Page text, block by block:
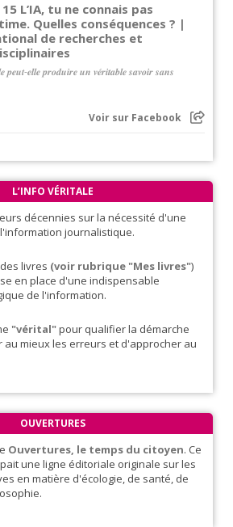
L’IA, tu ne connais pas
Quelles conséquences ? |
de recherches et
𝒑𝒆𝒖𝒕-𝒆𝒍𝒍𝒆 𝒑𝒓𝒐𝒅𝒖𝒊𝒓𝒆 𝒖𝒏 𝒗𝒆́𝒓𝒊𝒕𝒂𝒃𝒍𝒆 𝒔𝒂𝒗𝒐𝒊𝒓 𝒔𝒂𝒏𝒔
Voir sur Facebook
L’INFO VÉRITALE
décennies sur la nécessité d'une
journalistique.
livres (voir rubrique "Mes livres")
en place d'une indispensable
de l'information.
"vérital"pour qualifier la démarche
au mieux les erreurs et d'approcher au
OUVERTURES
Ouvertures, le temps du citoyen. Ce
une ligne éditoriale originale sur les
en matière d'écologie, de santé, de